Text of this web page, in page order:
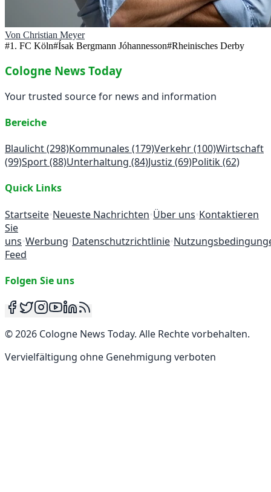
Von Christian Meyer
#1. FC Köln#Ísak Bergmann Jóhannesson#Rheinisches Derby
Cologne News Today
Your trusted source for news and information
Bereiche
Blaulicht(298)Kommunales (179)Verkehr(100)Wirtschaft
(99)Sport(88)Unterhaltung (84)Justiz (69)Politik(62)
Quick Links
Startseite•Neueste Nachrichten•Über uns•Kontaktieren
Sie
uns•Werbung•Datenschutzrichtlinie•
Feed
Folgen Sie uns
©2026 Cologne News Today. Alle Rechte vorbehalten.
Vervielfältigung ohne Genehmigung verboten